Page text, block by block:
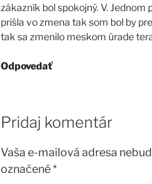
zákazník bol spokojný. V.
prišla vo zmena tak som bol by
tak sa zmenilo meskom úrade
Odpovedať
Pridaj komentár
Vaša e-mailová adresa
označené*